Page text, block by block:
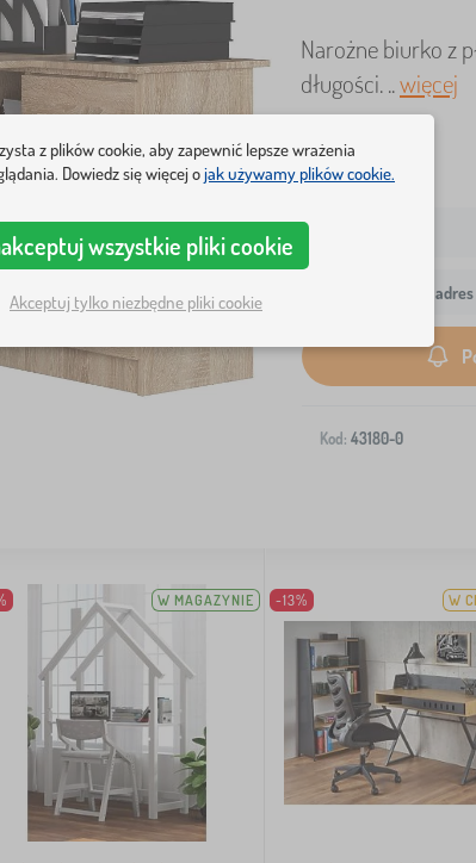
Narożne biurko z
długości. ..więcej
Wysyłka na Twój
Kod: 43180-0
W MAGAZYNIE -13% W
z plików cookie, aby zapewnić lepsze wrażenia
Dowiedz się więcej ojak używamy plików cookie.
wszystkie pliki cookie
Akceptuj tylko niezbędne pliki cookie